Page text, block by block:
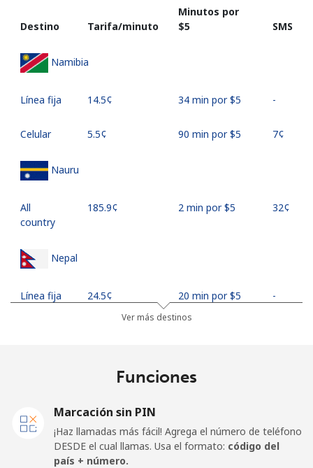
Destino Tarifa/minuto
Minutos por
⁦$5⁩
SMS
Namibia
Línea fija ⁦14.5¢⁩ 34 min por ⁦$5⁩ -
Celular ⁦5.5¢⁩ 90 min por ⁦$5⁩ ⁦7¢⁩
Nauru
All
country
⁦185.9¢⁩ 2 min por ⁦$5⁩ ⁦32¢⁩
Nepal
Línea fija ⁦24.5¢⁩ 20 min por ⁦$5⁩ -
⁦22.5¢⁩ 22 min por ⁦$5⁩ ⁦13¢⁩
Ver más destinos
Funciones
Marcación sin PIN
¡Haz llamadas más fácil! Agrega el número de teléfono
DESDE el cual llamas. Usa el formato: código del
país + número.